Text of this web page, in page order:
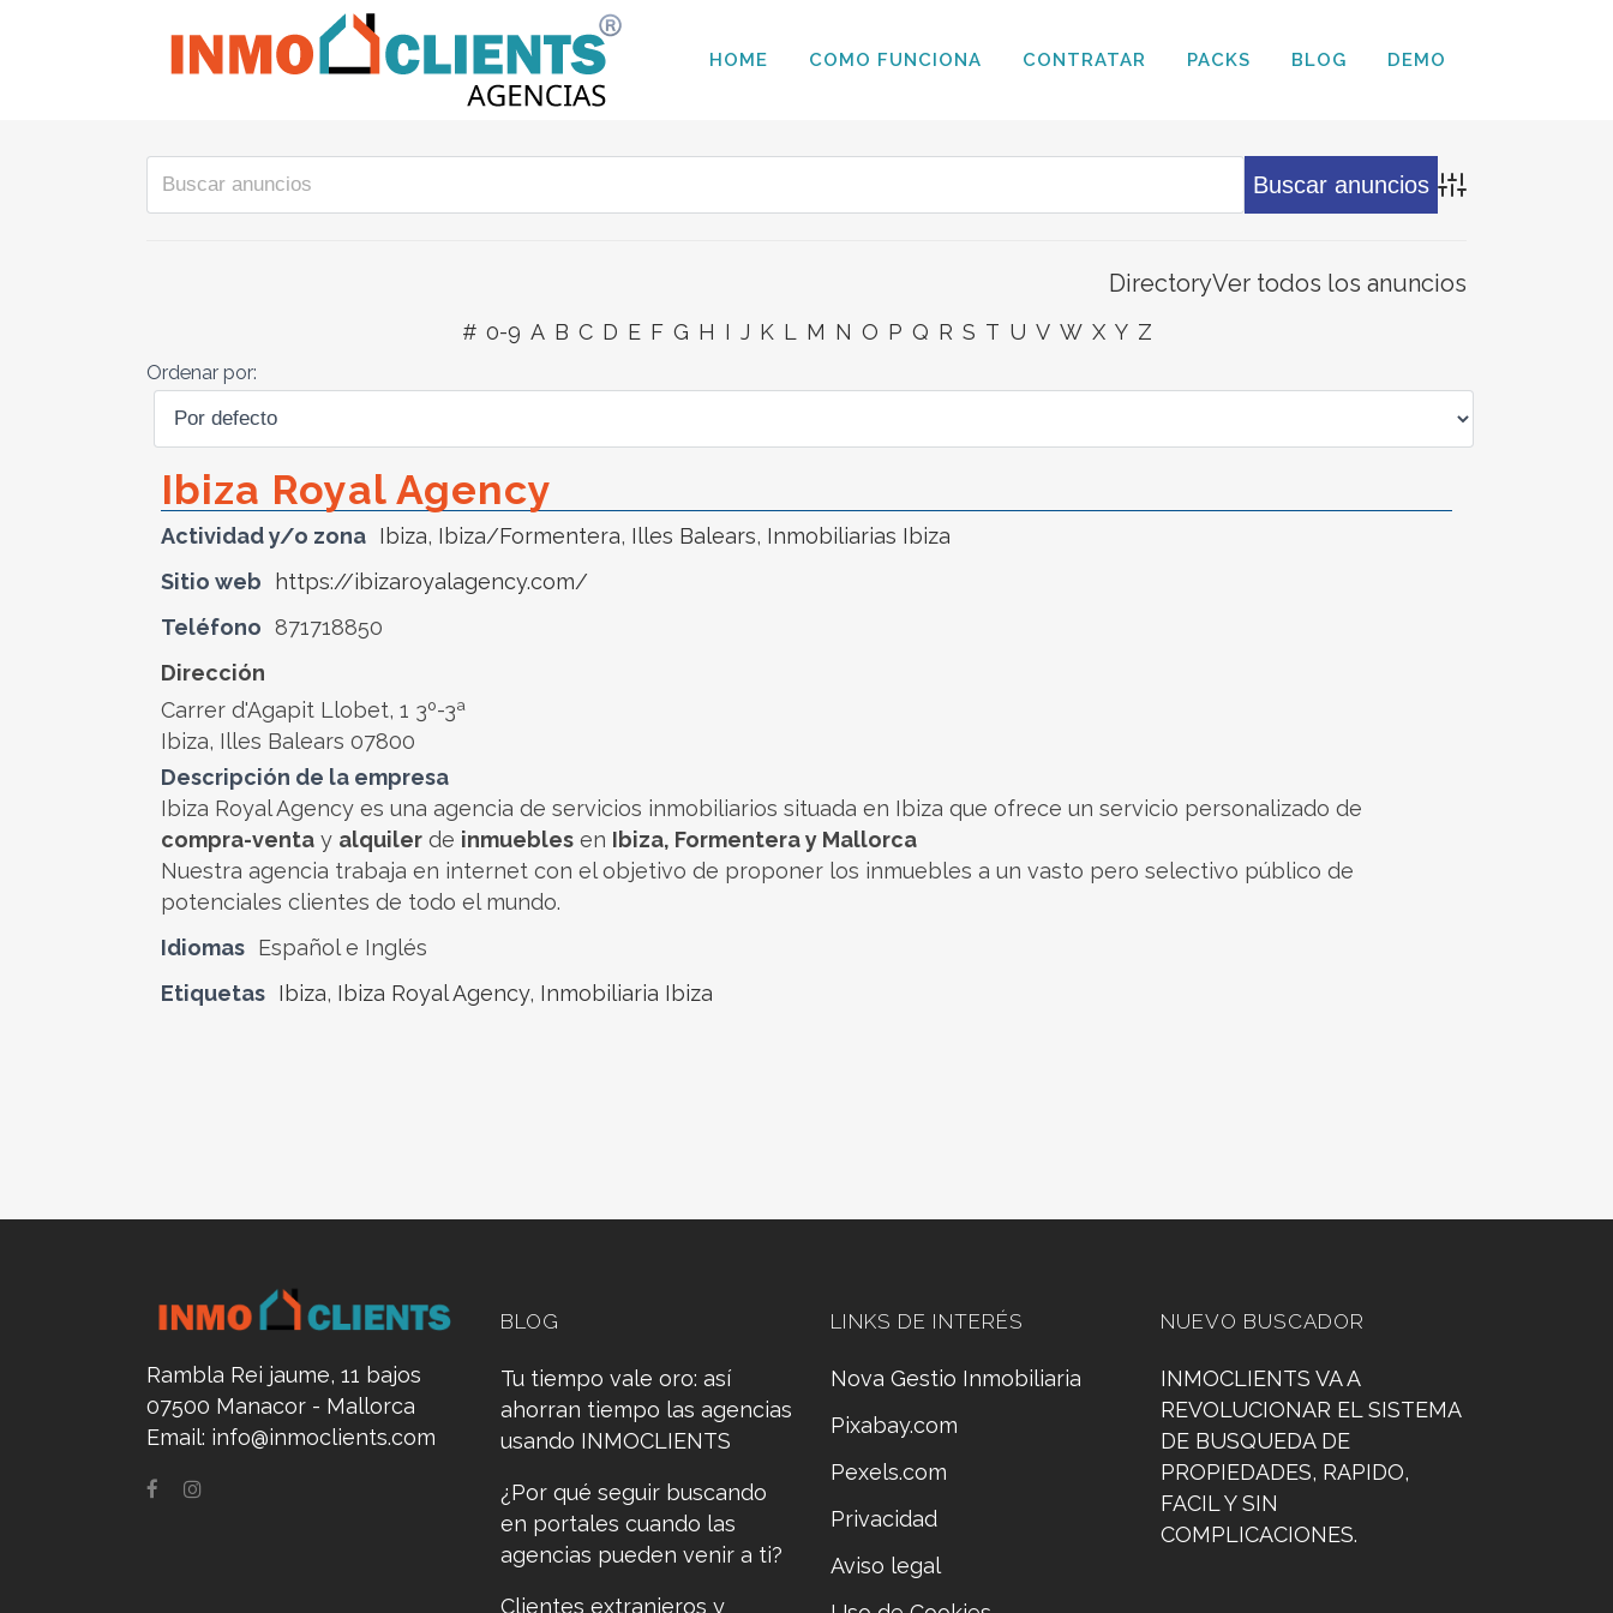
HOME COMO FUNCIONA CONTRATAR PACKS BLOG DEMO
Búsqueda
DirectoryVer todos los anuncios
# 0-9 A B C D E F G H I J K L M N O P Q R S T U V W X Y Z
Ordenar por:
Ibiza Royal Agency
Actividad y/o zona Ibiza, Ibiza/Formentera, Illes Balears, Inmobiliarias Ibiza
Sitio web
https://ibizaroyalagency.com/
Teléfono 871718850
Dirección
Carrer d'Agapit Llobet, 1 3º-3ª
Ibiza, Illes Balears 07800
Descripción de la empresa
Ibiza Royal Agency es una agencia de servicios inmobiliarios situada en Ibiza que ofrece un servicio personalizado de
compra-venta y alquiler de inmuebles en Ibiza, Formentera y Mallorca
Nuestra agencia trabaja en internet con el objetivo de proponer los inmuebles a un vasto pero selectivo público de
potenciales clientes de todo el mundo.
Idiomas Español e Inglés
Etiquetas Ibiza, Ibiza Royal Agency, Inmobiliaria Ibiza
Rambla Rei jaume, 11 bajos
07500 Manacor - Mallorca
Email: info@inmoclients.com
BLOG
Tu tiempo vale oro: así
ahorran tiempo las agencias
usando INMOCLIENTS
¿Por qué seguir buscando
en portales cuando las
agencias pueden venir a ti?
Clientes extranjeros y
LINKS DE INTERÉS
Nova Gestio Inmobiliaria
Pixabay.com
Pexels.com
Privacidad
Aviso legal
NUEVO BUSCADOR
INMOCLIENTS VA A
REVOLUCIONAR EL SISTEMA
DE BUSQUEDA DE
PROPIEDADES, RAPIDO,
FACIL Y SIN
COMPLICACIONES.